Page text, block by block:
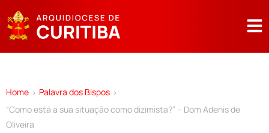
Home > Palavra dos Bispos >
“Como está a sua situação como dizimista?” – Dom Adenis de
Oliveira